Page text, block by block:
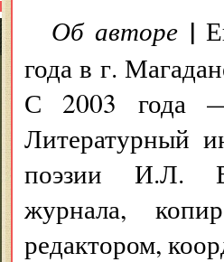
Об авторе |
года в г.
С 2003 года
Литературный
поэзии И.Л.
журнала,
редактором,